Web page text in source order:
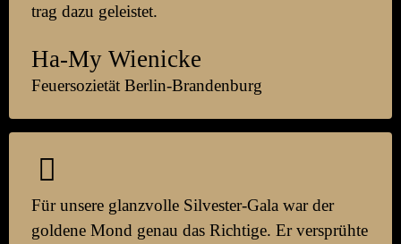
trag dazu ge­leistet.
Ha-My Wienicke
Feuersozietät Berlin-Brandenburg
Für unsere glanz­volle Silvester-Gala war der
goldene Mond genau das Richtige. Er ver­sprühte